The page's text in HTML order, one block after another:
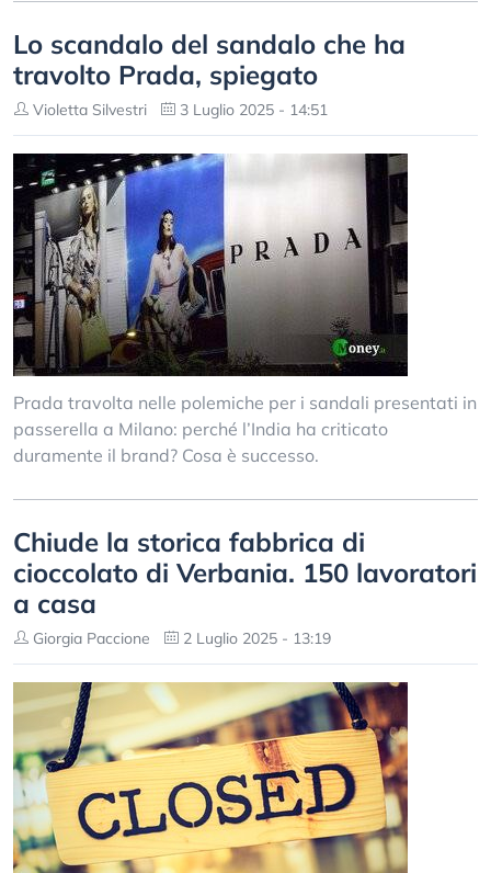
Lo scandalo del sandalo che ha
travolto Prada, spiegato
Violetta Silvestri 3 Luglio 2025 - 14:51
Prada travolta nelle polemiche per i sandali presentati in
passerella a Milano: perché l’India ha criticato
duramente il brand? Cosa è successo.
Chiude la storica fabbrica di
cioccolato di Verbania. 150 lavoratori
a casa
Giorgia Paccione 2 Luglio 2025 - 13:19